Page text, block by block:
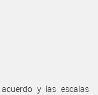
acuerdo y las escalas